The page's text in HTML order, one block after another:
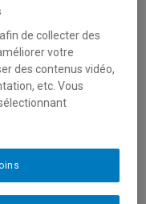
(École supérieure de
visuels et
de collecter des
votre
des contenus vidéo,
etc. Vous